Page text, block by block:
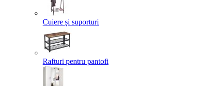
Cuiere și suporturi
Rafturi pentru pantofi